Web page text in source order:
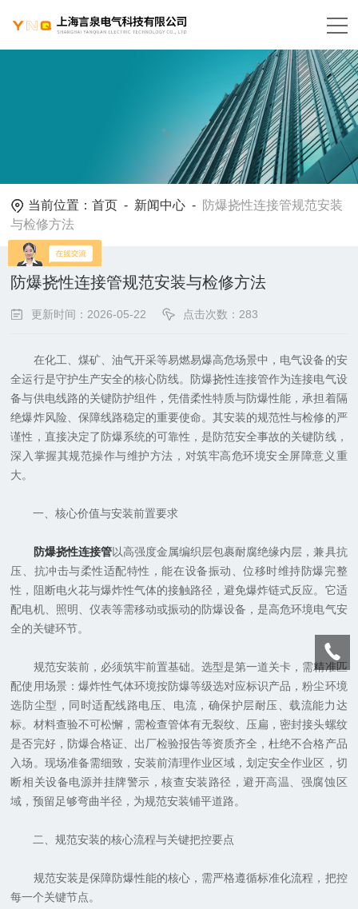
当前位置：首页 - 新闻中心 - 防爆挠性连接管规范安装
与检修方法
防爆挠性连接管规范安装与检修方法
更新时间：2026-05-22 点击次数：283
在化工、煤矿、油气开采等易燃易爆高危场景中，电气设备的安
全运行是守护生产安全的核心防线。防爆挠性连接管作为连接电气设
备与供电线路的关键防护组件，凭借柔性特质与防爆性能，承担着隔
绝爆炸风险、保障线路稳定的重要使命。其安装的规范性与检修的严
谨性，直接决定了防爆系统的可靠性，是防范安全事故的关键防线，
深入掌握其规范操作与维护方法，对筑牢高危环境安全屏障意义重
大。
一、核心价值与安装前置要求
防爆挠性连接管以高强度金属编织层包裹耐腐绝缘内层，兼具抗
压、抗冲击与柔性适配特性，能在设备振动、位移时维持防爆完整
性，阻断电火花与爆炸性气体的接触路径，避免爆炸链式反应。它适
配电机、照明、仪表等需移动或振动的防爆设备，是高危环境电气安
全的关键环节。
规范安装前，必须筑牢前置基础。选型是第一道关卡，需精准匹
配使用场景：爆炸性气体环境按防爆等级选对应标识产品，粉尘环境
选防尘型，同时适配线路电压、电流，确保护层耐压、载流能力达
标。材料查验不可松懈，需检查管体有无裂纹、压扁，密封接头螺纹
是否完好，防爆合格证、出厂检验报告等资质齐全，杜绝不合格产品
入场。现场准备需细致，安装前清理作业区域，划定安全作业区，切
断相关设备电源并挂牌警示，核查安装路径，避开高温、强腐蚀区
域，预留足够弯曲半径，为规范安装铺平道路。
二、规范安装的核心流程与关键把控要点
规范安装是保障防爆性能的核心，需严格遵循标准化流程，把控
每一个关键节点。